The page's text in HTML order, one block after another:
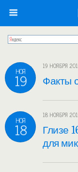
НОЯ
19
19 НОЯБРЯ
Факты
НОЯ
18
18 НОЯБРЯ
Глизе
для